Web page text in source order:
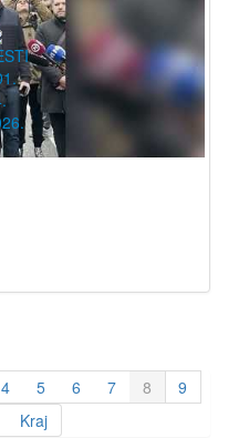
4 5 6 7 8
9
Kraj